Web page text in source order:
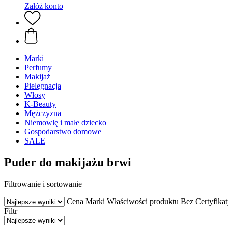
Załóż konto
Marki
Perfumy
Makijaż
Pielęgnacja
Włosy
K-Beauty
Mężczyzna
Niemowlę i małe dziecko
Gospodarstwo domowe
SALE
Puder do makijażu brwi
Filtrowanie i sortowanie
Cena Marki Właściwości produktu Bez
Filtr